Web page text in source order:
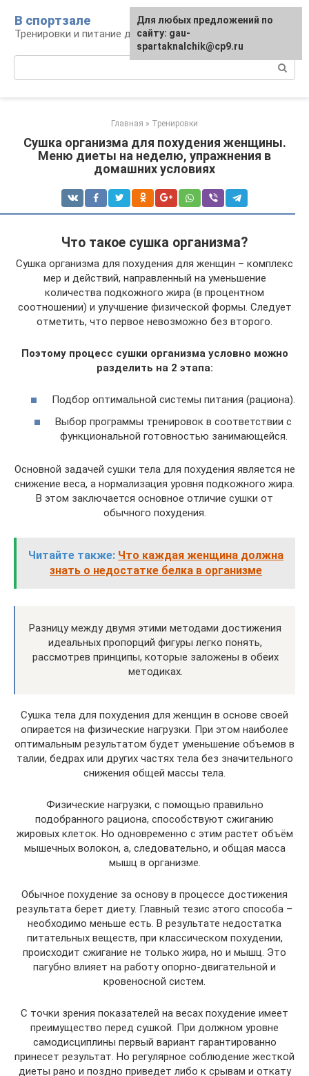
контенту
В спортзале
Тренировки и питание для здоровья
Главная » Тренировки
Сушка организма для похудения женщины.
Меню диеты на неделю, упражнения в
домашних условиях
Что такое сушка организма?
Сушка организма для похудения для женщин – комплекс
мер и действий, направленный на уменьшение
количества подкожного жира (в процентном
соотношении) и улучшение физической формы. Следует
отметить, что первое невозможно без второго.
Поэтому процесс сушки организма условно можно
разделить на 2 этапа:
Подбор оптимальной системы питания (рациона).
Выбор программы тренировок в соответствии с
функциональной готовностью занимающейся.
Основной задачей сушки тела для похудения является не
снижение веса, а нормализация уровня подкожного жира.
В этом заключается основное отличие сушки от
обычного похудения.
Читайте также: Что каждая женщина должна
знать о недостатке белка в организме
Разницу между двумя этими методами достижения
идеальных пропорций фигуры легко понять,
рассмотрев принципы, которые заложены в обеих
методиках.
Сушка тела для похудения для женщин в основе своей
опирается на физические нагрузки. При этом наиболее
оптимальным результатом будет уменьшение объемов в
талии, бедрах или других частях тела без значительного
снижения общей массы тела.
Физические нагрузки, с помощью правильно
подобранного рациона, способствуют сжиганию
жировых клеток. Но одновременно с этим растет объём
мышечных волокон, а, следовательно, и общая масса
мышц в организме.
Обычное похудение за основу в процессе достижения
результата берет диету. Главный тезис этого способа –
необходимо меньше есть. В результате недостатка
питательных веществ, при классическом похудении,
происходит сжигание не только жира, но и мышц. Это
пагубно влияет на работу опорно-двигательной и
кровеносной систем.
С точки зрения показателей на весах похудение имеет
преимущество перед сушкой. При должном уровне
самодисциплины первый вариант гарантированно
принесет результат. Но регулярное соблюдение жесткой
диеты рано и поздно приведет либо к срывам и откату
Для любых предложений по
сайту: gau-
spartaknalchik@cp9.ru